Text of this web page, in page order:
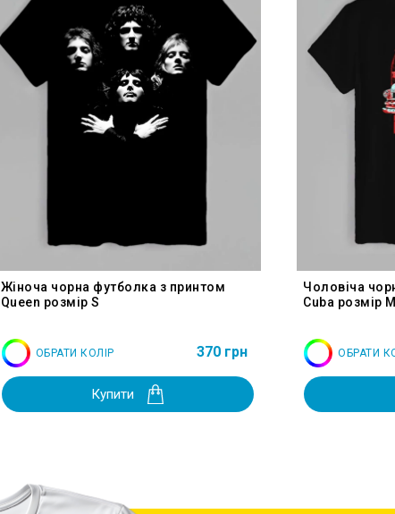
Жіноча чорна футболка з принтом
Queen розмір S
ОБРАТИ КОЛІР 370 грн
Купити
Чоловіча
Cuba розмір M
ОБРАТИ